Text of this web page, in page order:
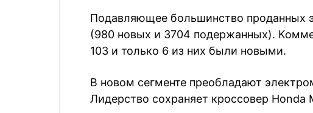
Подавляющее большинство проданных
(980 новых и 3704 подержанных).
103 и только 6 из них были новыми.
В новом сегменте преобладают
Лидерство сохраняет кроссовер Honda